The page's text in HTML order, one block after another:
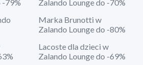
-79%
Zalando Lounge do -70%
Marka Brunotti w
Zalando Lounge do -80%
Lacoste dla dzieci w
Zalando Lounge do -69%